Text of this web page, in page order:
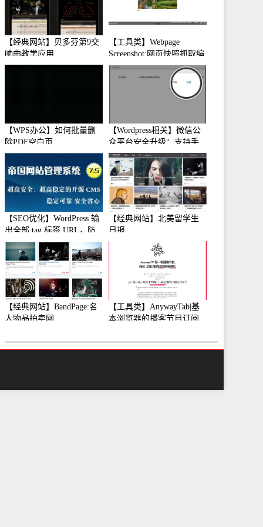
【经典网站】贝多芬第9交
响曲教学应用
【工具类】Webpage
Screenshot:网页快照抓取编
辑工具
【WPS办公】如何批量删
除PDF空白页
【Wordpress相关】微信公
众平台安全升级：支持手
机保护
【SEO优化】WordPress 输
出全部 tag 标签 URL，防
止中文转码
【经典网站】北美留学生
日报
【经典网站】BandPage:名
人物品拍卖网
【工具类】AnywayTab|基
本浏览器的播客节目订阅